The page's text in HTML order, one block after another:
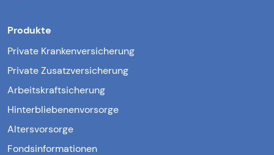
Produkte
Private Krankenversicherung
Private Zusatzversicherung
Arbeitskraftsicherung
Hinterbliebenenvorsorge
Altersvorsorge
Fondsinformationen